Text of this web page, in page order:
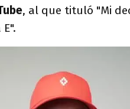
, al que tituló "Mi